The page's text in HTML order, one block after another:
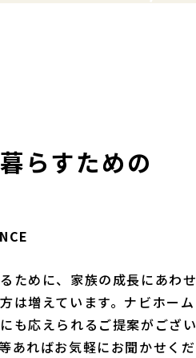
らすための
ために、家族の成長にあわせ
は増えています。ナビホーム
も応えられるご提案がござい
あればお気軽にお聞かせくだ